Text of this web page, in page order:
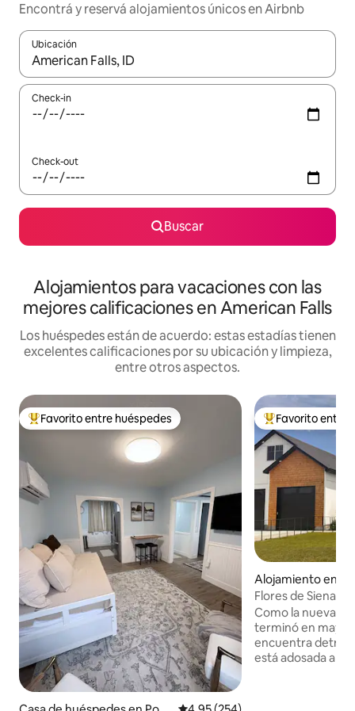
Encontrá y reservá alojamientos únicos en Airbnb
Ubicación
Cuando los resultados estén disponibles, navegá con las
Check-in
Check-out
Buscar
Alojamientos para vacaciones con las
mejores calificaciones en American Falls
Los huéspedes están de acuerdo: estas estadías tienen
excelentes calificaciones por su ubicación y limpieza,
entre otros aspectos.
Favorito entre los huéspedes más destacados
Favorito entre huéspedes Favorito entre
Favorito entre
Alojamiento en
Flores de Siena
Como la nueva
terminó en mayo
encuentra detrás
está adosada a